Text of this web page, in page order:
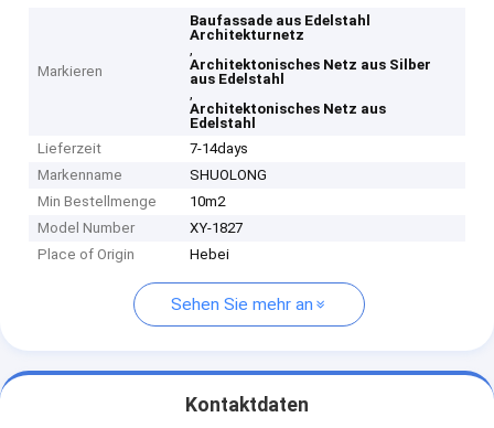
Markieren
Baufassade aus Edelstahl
Architekturnetz
,
Architektonisches Netz aus Silber
aus Edelstahl
,
Architektonisches Netz aus
Edelstahl
Lieferzeit
7-14days
Markenname
SHUOLONG
Min Bestellmenge
10m2
Model Number
XY-1827
Place of Origin
Hebei
Sehen Sie mehr an
Kontaktdaten